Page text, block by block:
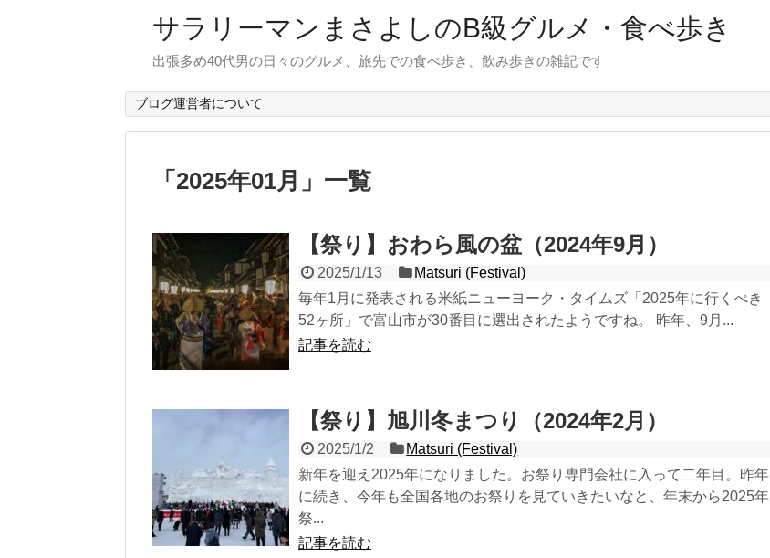
サラリーマンまさよしのB級グルメ・食べ歩き
出張多め40代男の日々のグルメ、旅先での食べ歩き、飲み歩きの雑記です
ブログ運営者について
「 2025年01月 」 一覧
【祭り】おわら風の盆（2024年9月）
2025/1/13
Matsuri (Festival)
毎年1月に発表される米紙ニューヨーク・タイムズ「2025年に行くべき
52ヶ所」で富山市が30番目に選出されたようですね。 昨年、9月...
記事を読む
【祭り】旭川冬まつり（2024年2月）
2025/1/2
Matsuri (Festival)
新年を迎え2025年になりました。お祭り専門会社に入って二年目。昨年
に続き、今年も全国各地のお祭りを見ていきたいなと、年末から2025年
祭...
記事を読む